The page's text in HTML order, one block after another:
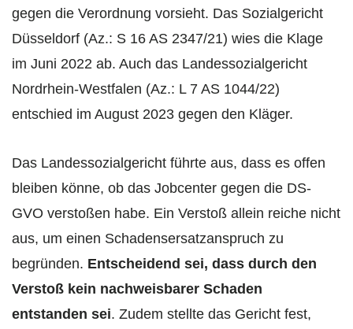
gegen die Verordnung vorsieht. Das Sozialgericht
Düsseldorf (Az.: S 16 AS 2347/21) wies die Klage
im Juni 2022 ab. Auch das Landessozialgericht
Nordrhein-Westfalen (Az.: L 7 AS 1044/22)
entschied im August 2023 gegen den Kläger.
Das Landessozialgericht führte aus, dass es offen
bleiben könne, ob das Jobcenter gegen die DS-
GVO verstoßen habe. Ein Verstoß allein reiche nicht
aus, um einen Schadensersatzanspruch zu
begründen. Entscheidend sei, dass durch den
Verstoß kein nachweisbarer Schaden
entstanden sei. Zudem stellte das Gericht fest,